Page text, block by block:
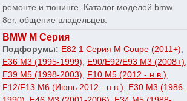
ремонте и тюнинге. Каталог моделей bmw
8er, общение владельцев.
BMW M Серия
Подфорумы: E82 1 Серия M Coupe (2011+),
E36 M3 (1995-1999), E90/E92/E93 M3 (2008+),
E39 M5 (1998-2003), F10 M5 (2012 - н.в.),
F12/F13 M6 (Июнь 2012 - н.в.), E30 M3 (1986-